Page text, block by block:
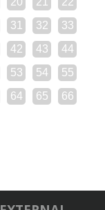
31 32
33
42 43
44
53 54
55
64 65
66